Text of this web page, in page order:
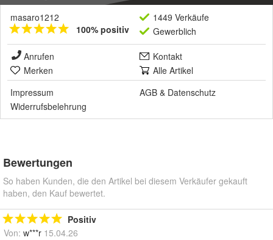
masaro1212
100% positiv
1449 Verkäufe
Gewerblich
Anrufen
Kontakt
Merken
Alle Artikel
Impressum
AGB & Datenschutz
Widerrufsbelehrung
Bewertungen
So haben Kunden, die den Artikel bei diesem Verkäufer gekauft
haben, den Kauf bewertet.
Positiv
Von: w***r 15.04.26